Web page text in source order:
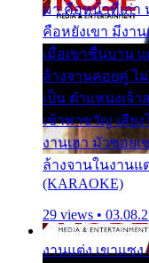
มา คือหน้าที่เก่า
คือหยังเขา มีงา
เมื่อเขาชื่นบาน
ล้างจานคอยคู่ ไ
เป็น ตำแหน่งเจ้
เข้าพาขวัญ เสีย
งานเฮา มัวซอย
ล้างจานในงานแ
(KARAOKE)
29 views •
งานแต่ง เขาแซ